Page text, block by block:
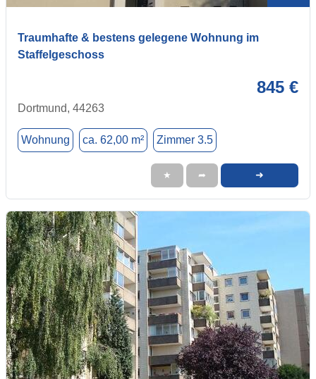
Traumhafte & bestens gelegene Wohnung im
Staffelgeschoss
845 €
Dortmund, 44263
Wohnung ca. 62,00 m² Zimmer 3.5
★ ➦ ➜